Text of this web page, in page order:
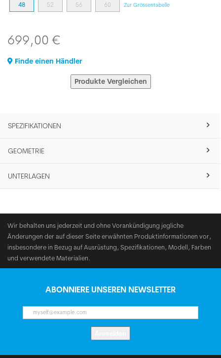
48 52 56 60 Zur Grössentabelle
699,00 €
Finde einen Händler
Produkte Vergleichen
SPEZIFIKATIONEN
GEOMETRIE
UNTERLAGEN
Wir behalten uns jederzeit und ohne Vorankündigung jegliche
Änderungen der auf dieser Seite erwähnten Produktinformationen vor,
insbesondere in Bezug auf Ausrüstung, Spezifikationen, Modell, Farben
und verwendete Materialien.
ABONNIERE UNSEREN NEWSLETTER